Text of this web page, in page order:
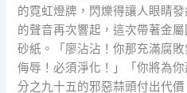
的霓虹燈牌，閃爍得讓人眼睛
的聲音再次響起，這次帶著金
砂紙。「廖沾沾！你那充滿腐
侮辱！必須淨化！」「你將為
分之九十五的邪惡蒜頭付出代